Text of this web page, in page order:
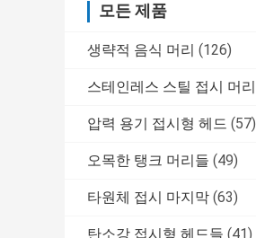
모든 제품
생략적 음식 머리 (126)
스테인레스 스틸 접시 머리
압력 용기 접시형 헤드 (57)
오목한 탱크 머리들 (49)
타원체 접시 마지막 (63)
탄소강 접시형 헤드들 (41)